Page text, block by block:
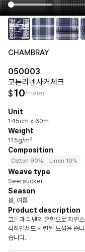
CHAMBRAY
050003
코튼리넨사커체크
$10/meter
Unit
145cm x 60m
Weight
115g/m²
Composition
Cotton 90% Linen 10%
Weave type
Seersucker
Season
봄, 여름
Product description
코튼과 리넨의 혼합으로 자연
식하면서도 세련된 느낌을 줍
습니다.